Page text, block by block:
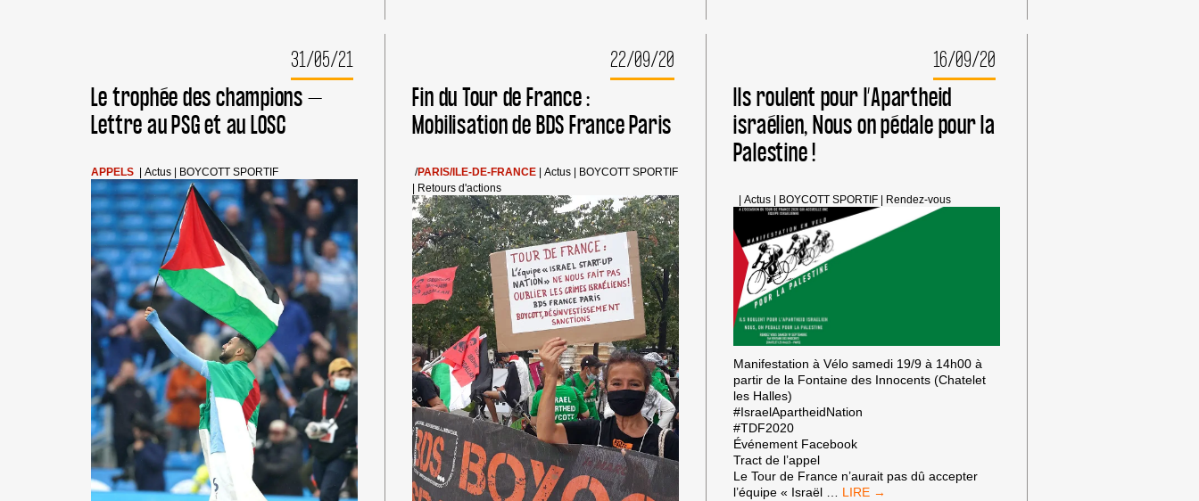
DE
LA
CAMPAGNE
RENOUVELLERA
PAS
LE
CONTRAT
LA
SUITE
DES
APPELS
AU
BOYCOTT
31/05/21
Le trophée des champions –
Lettre au PSG et au LOSC
APPELS |Actus BOYCOTT SPORTIF
22/09/20
Fin du Tour de France :
Mobilisation de BDS France Paris
/PARIS/ILE-DE-FRANCE |Actus
BOYCOTT SPORTIF
Retours d'actions
16/09/20
Ils roulent pour l’Apartheid
israélien, Nous on pédale pour la
Palestine !
|Actus BOYCOTT SPORTIF Rendez-vous
Manifestation à Vélo samedi 19/9 à 14h00 à
partir de la Fontaine des Innocents (Chatelet
les Halles)
#IsraelApartheidNation
#TDF2020
Événement Facebook
Tract de l’appel
Le Tour de France n’aurait pas dû accepter
l’équipe « Israël … ILS